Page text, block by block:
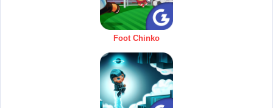
Foot Chinko